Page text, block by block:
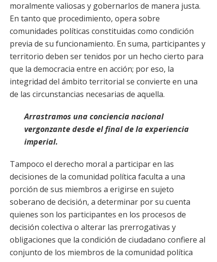
moralmente valiosas y gobernarlos de manera justa.
En tanto que procedimiento, opera sobre
comunidades políticas constituidas como condición
previa de su funcionamiento. En suma, participantes y
territorio deben ser tenidos por un hecho cierto para
que la democracia entre en acción; por eso, la
integridad del ámbito territorial se convierte en una
de las circunstancias necesarias de aquella.
Arrastramos una conciencia nacional
vergonzante desde el final de la experiencia
imperial.
Tampoco el derecho moral a participar en las
decisiones de la comunidad política faculta a una
porción de sus miembros a erigirse en sujeto
soberano de decisión, a determinar por su cuenta
quienes son los participantes en los procesos de
decisión colectiva o alterar las prerrogativas y
obligaciones que la condición de ciudadano confiere al
conjunto de los miembros de la comunidad política